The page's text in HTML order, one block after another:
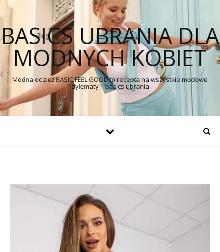
BASICS UBRANIA DLA
MODNYCH KOBIET
Modna odzież BASIC FEEL GOOD to recepta na wszystkie modowe
dylematy – basics ubrania